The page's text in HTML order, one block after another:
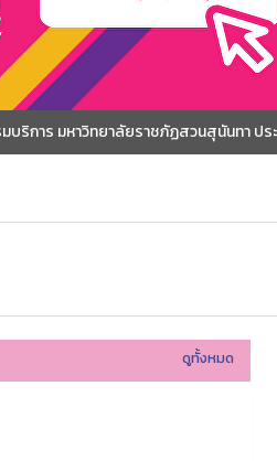
ริการ มหาวิทยาลัยราชภัฏสวนสุนันทา ปร
ดูทั้งหมด